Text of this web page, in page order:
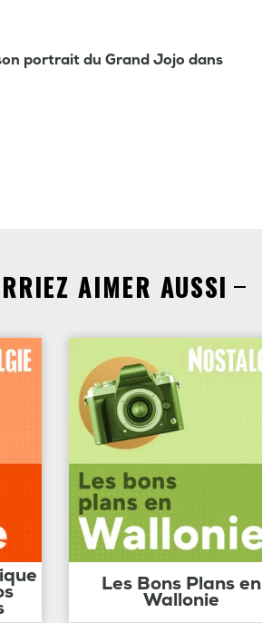
portrait du Grand Jojo dans
AIMER AUSSI
Les Bons Plans en
Wallonie